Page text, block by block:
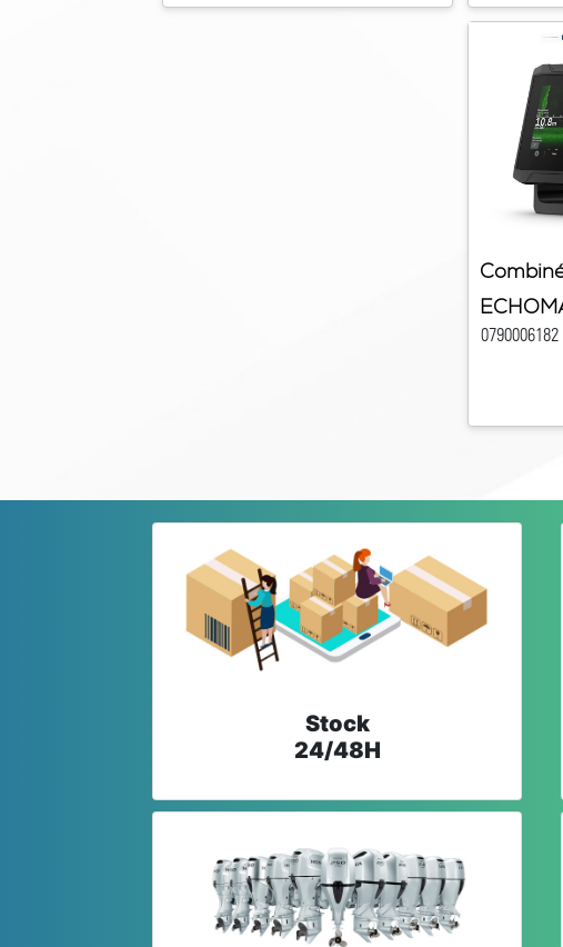
0790006182
Stock
24/48H